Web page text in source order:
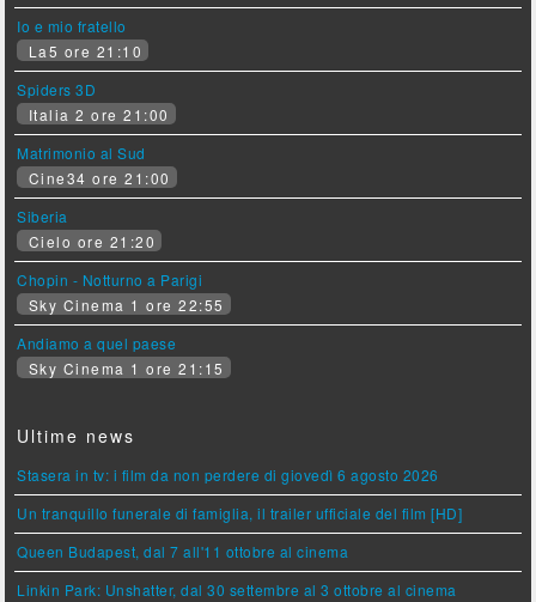
Io e mio fratello
La5 ore 21:10
Spiders 3D
Italia 2 ore 21:00
Matrimonio al Sud
Cine34 ore 21:00
Siberia
Cielo ore 21:20
Chopin - Notturno a Parigi
Sky Cinema 1 ore 22:55
Andiamo a quel paese
Sky Cinema 1 ore 21:15
Ultime news
Stasera in tv: i film da non perdere di giovedì 6 agosto 2026
Un tranquillo funerale di famiglia, il trailer ufficiale del film [HD]
Queen Budapest, dal 7 all'11 ottobre al cinema
Linkin Park: Unshatter, dal 30 settembre al 3 ottobre al cinema